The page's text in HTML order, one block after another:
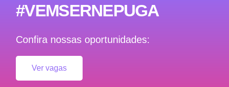
#VEMSERNEPUGA
Confira nossas oportunidades:
Ver vagas